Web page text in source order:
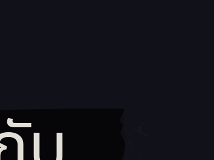
ครเป็นใคร